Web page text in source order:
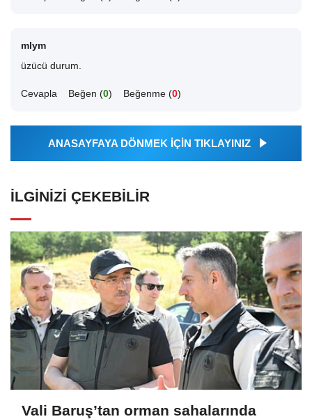
mlym
üzücü durum.
Cevapla Beğen (0) Beğenme (0)
ANASAYFAYA DÖNMEK İÇİN TIKLAYINIZ
İLGINIZI ÇEKEBILIR
Vali Baruş’tan orman sahalarında